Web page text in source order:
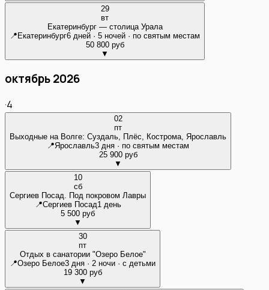
29
вт
Екатеринбург — столица Урала
📍Екатеринбург6 дней · 5 ночей · по святым местам
50 800 руб
▼
октябрь 2026
·4
02
пт
Выходные на Волге: Суздаль, Плёс, Кострома, Ярославль
📍Ярославль3 дня · по святым местам
25 900 руб
▼
10
сб
Сергиев Посад. Под покровом Лавры
📍Сергиев Посад1 день
5 500 руб
▼
30
пт
Отдых в санатории "Озеро Белое"
📍Озеро Белое3 дня · 2 ночи · с детьми
19 300 руб
▼